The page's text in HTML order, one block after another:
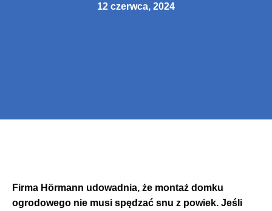
12 czerwca, 2024
Firma Hörmann udowadnia, że montaż domku
ogrodowego nie musi spędzać snu z powiek. Jeśli